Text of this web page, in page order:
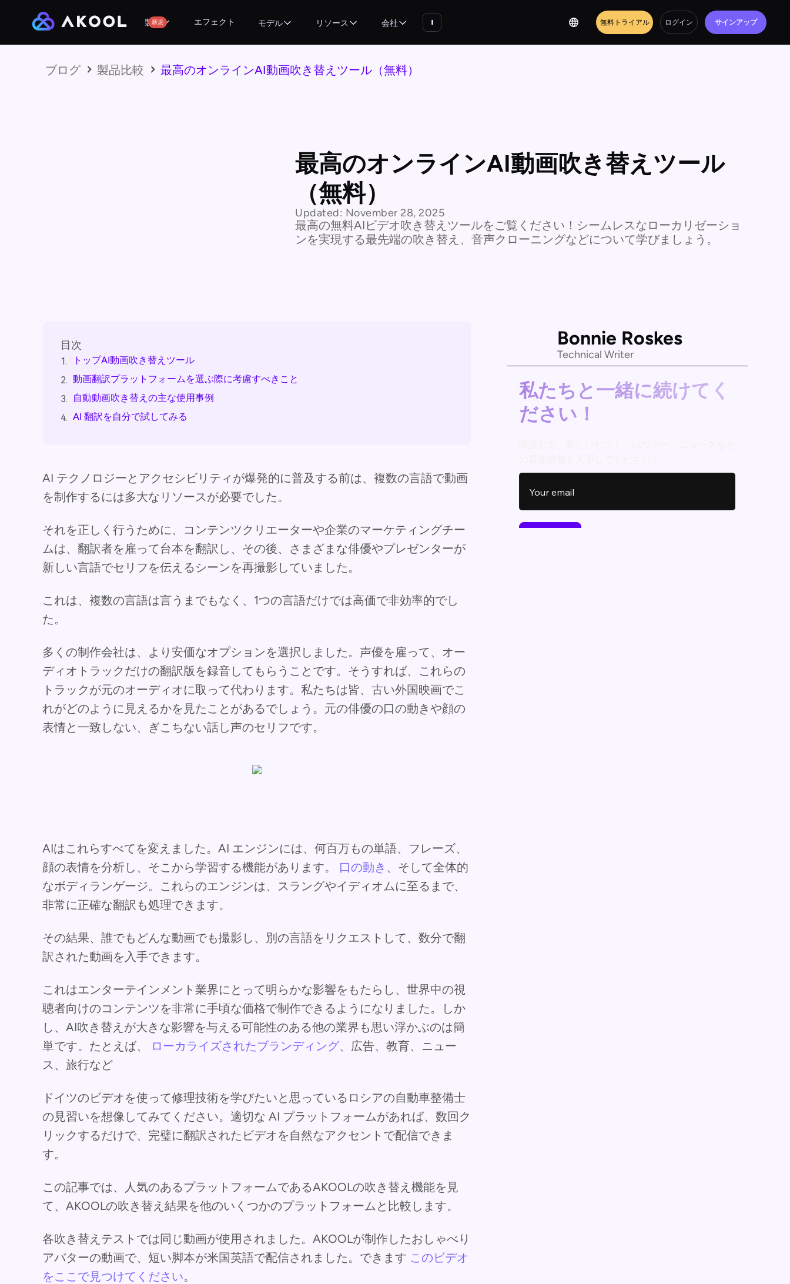
製品
新規 エフェクト モデル リソース 会社 無料トライアル ログイン サインアップ
ブログ 製品比較 最高のオンラインAI動画吹き替えツール（無料）
最高のオンラインAI動画吹き替えツール
（無料）
Updated: November 28, 2025
最高の無料AIビデオ吹き替えツールをご覧ください！シームレスなローカリゼーショ
ンを実現する最先端の吹き替え、音声クローニングなどについて学びましょう。
目次
1.
トップAI動画吹き替えツール
2. 動画翻訳プラットフォームを選ぶ際に考慮すべきこと
3.
自動動画吹き替えの主な使用事例
4. AI 翻訳を自分で試してみる
AI テクノロジーとアクセシビリティが爆発的に普及する前は、複数の言語で動画
を制作するには多大なリソースが必要でした。
それを正しく行うために、コンテンツクリエーターや企業のマーケティングチー
ムは、翻訳者を雇って台本を翻訳し、その後、さまざまな俳優やプレゼンターが
新しい言語でセリフを伝えるシーンを再撮影していました。
これは、複数の言語は言うまでもなく、1つの言語だけでは高価で非効率的でし
た。
多くの制作会社は、より安価なオプションを選択しました。声優を雇って、オー
ディオトラックだけの翻訳版を録音してもらうことです。そうすれば、これらの
トラックが元のオーディオに取って代わります。私たちは皆、古い外国映画でこ
れがどのように見えるかを見たことがあるでしょう。元の俳優の口の動きや顔の
表情と一致しない、ぎこちない話し声のセリフです。
AIはこれらすべてを変えました。AI エンジンには、何百万もの単語、フレーズ、
顔の表情を分析し、そこから学習する機能があります。 口の動き 、そして全体的
なボディランゲージ。これらのエンジンは、スラングやイディオムに至るまで、
非常に正確な翻訳も処理できます。
その結果、誰でもどんな動画でも撮影し、別の言語をリクエストして、数分で翻
訳された動画を入手できます。
これはエンターテインメント業界にとって明らかな影響をもたらし、世界中の視
聴者向けのコンテンツを非常に手頃な価格で制作できるようになりました。しか
し、AI吹き替えが大きな影響を与える可能性のある他の業界も思い浮かぶのは簡
単です。たとえば、
ローカライズされたブランディング、広告、教育、ニュー
ス、旅行など
ドイツのビデオを使って修理技術を学びたいと思っているロシアの自動車整備士
の見習いを想像してみてください。適切な AI プラットフォームがあれば、数回ク
リックするだけで、完璧に翻訳されたビデオを自然なアクセントで配信できま
す。
この記事では、人気のあるプラットフォームであるAKOOLの吹き替え機能を見
て、AKOOLの吹き替え結果を他のいくつかのプラットフォームと比較します。
各吹き替えテストでは同じ動画が使用されました。AKOOLが制作したおしゃべり
アバターの動画で、短い脚本が米国英語で配信されました。できます このビデオ
をここで見つけてください。
Bonnie Roskes
Technical Writer
私たちと一緒に続けてく
ださい！